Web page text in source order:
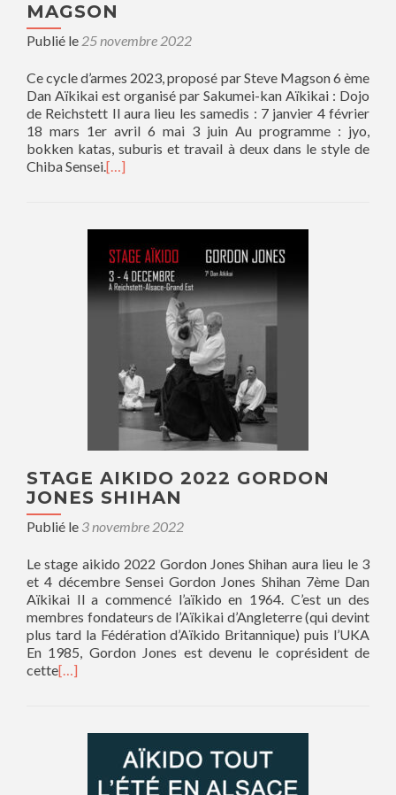
MAGSON
Publié le 25 novembre 2022
Ce cycle d’armes 2023, proposé par Steve Magson 6 ème
Dan Aïkikai est organisé par Sakumei-kan Aïkikai : Dojo
de Reichstett Il aura lieu les samedis : 7 janvier 4 février
18 mars 1er avril 6 mai 3 juin Au programme : jyo,
bokken katas, suburis et travail à deux dans le style de
Chiba Sensei.[…]
STAGE AIKIDO 2022 GORDON
JONES SHIHAN
Publié le 3 novembre 2022
Le stage aikido 2022 Gordon Jones Shihan aura lieu le 3
et 4 décembre Sensei Gordon Jones Shihan 7ème Dan
Aïkikai Il a commencé l’aïkido en 1964. C’est un des
membres fondateurs de l’Aïkikai d’Angleterre (qui devint
plus tard la Fédération d’Aïkido Britannique) puis l’UKA
En 1985, Gordon Jones est devenu le coprésident de
cette[…]